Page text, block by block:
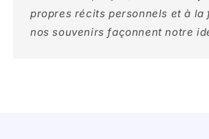
propres récits personnels et à la
nos souvenirs façonnent notre